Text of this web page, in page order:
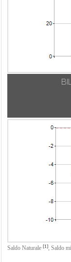
Saldo Naturale [1], Saldo